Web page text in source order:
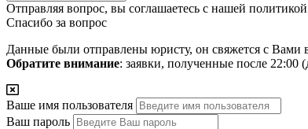
Отправляя вопрос, вы соглашаетесь с нашей
Спасибо за вопрос
Данные были отправлены юристу, он свяжется с Вами
Обратите внимание: заявки, полученные после 22:00
Ваше имя пользователя
Ваш пароль